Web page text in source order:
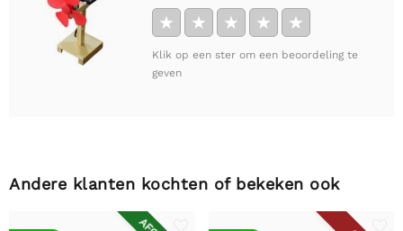
★ ★ ★ ★ ★
Klik op een ster om een beoordeling te
geven
Andere klanten kochten of bekeken ook